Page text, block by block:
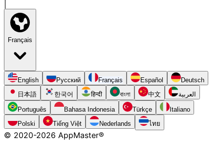
Français
English Русский Français Español
Deutsch
日本語
한국어 हिन्दी বাংলা 中文 العربية
Português Bahasa Indonesia Türkçe
Italiano
Polski
Tiếng Việt Nederlands ไทย
© 2020-2026 AppMaster®